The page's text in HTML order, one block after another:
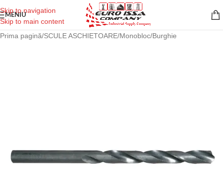
Skip to navigation
Skip to main content
MENIU
Prima pagină/SCULE ASCHIETOARE/Monobloc/Burghie